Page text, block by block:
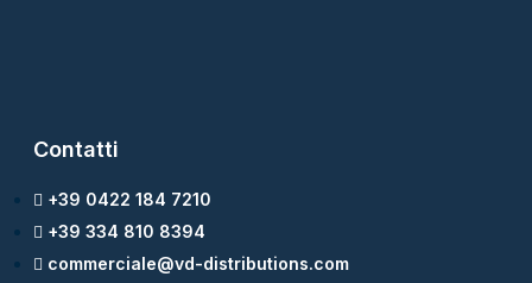
Contatti
+39 0422 184 7210
+39 334 810 8394
commerciale@vd-distributions.com